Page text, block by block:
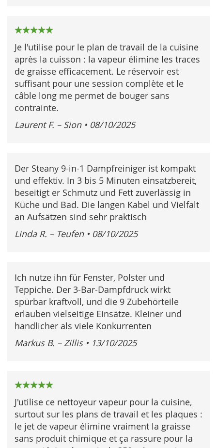
100%
Je l'utilise pour le plan de travail de la cuisine
après la cuisson : la vapeur élimine les traces
de graisse efficacement. Le réservoir est
suffisant pour une session complète et le
câble long me permet de bouger sans
contrainte.
Laurent F. – Sion • 08/10/2025
Der Steany 9-in-1 Dampfreiniger ist kompakt
und effektiv. In 3 bis 5 Minuten einsatzbereit,
beseitigt er Schmutz und Fett zuverlässig in
Küche und Bad. Die langen Kabel und Vielfalt
an Aufsätzen sind sehr praktisch
Linda R. – Teufen • 08/10/2025
Ich nutze ihn für Fenster, Polster und
Teppiche. Der 3-Bar-Dampfdruck wirkt
spürbar kraftvoll, und die 9 Zubehörteile
erlauben vielseitige Einsätze. Kleiner und
handlicher als viele Konkurrenten
Markus B. – Zillis • 13/10/2025
100%
J'utilise ce nettoyeur vapeur pour la cuisine,
surtout sur les plans de travail et les plaques :
le jet de vapeur élimine vraiment la graisse
sans produit chimique et ça rassure pour la